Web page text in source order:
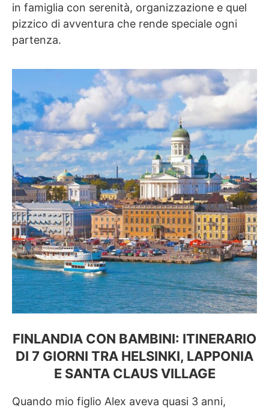
in famiglia con serenità, organizzazione e quel
pizzico di avventura che rende speciale ogni
partenza.
FINLANDIA CON BAMBINI: ITINERARIO
DI 7 GIORNI TRA HELSINKI, LAPPONIA
E SANTA CLAUS VILLAGE
Quando mio figlio Alex aveva quasi 3 anni,